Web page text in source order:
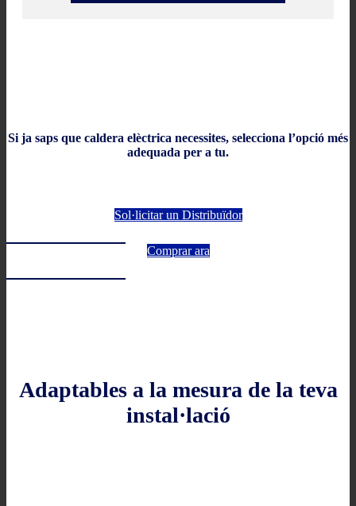
Si ja saps que caldera elèctrica necessites, selecciona l’opció més
adequada per a tu.
Sol·licitar un Distribuïdor
Comprar ara
Adaptables a la mesura de la teva
instal·lació